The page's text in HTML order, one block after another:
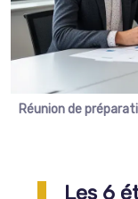
Réunion de
Les 6